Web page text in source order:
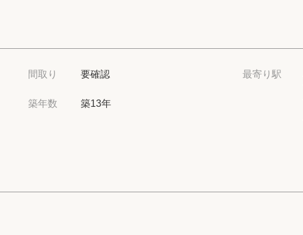
高級賃貸物件コラム
間取り 要確認
築年数 築13年
最寄り駅